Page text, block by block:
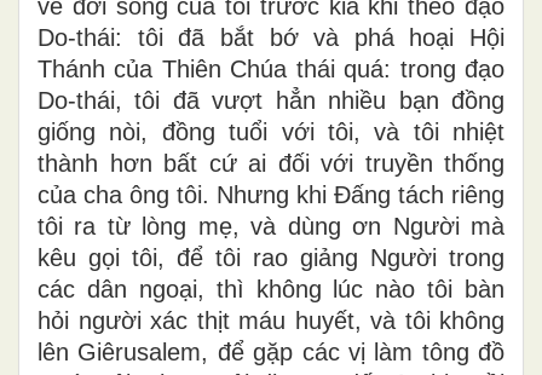
về đời sống của tôi trước kia khi theo đạo
Do-thái: tôi đã bắt bớ và phá hoại Hội
Thánh của Thiên Chúa thái quá: trong đạo
Do-thái, tôi đã vượt hẳn nhiều bạn đồng
giống nòi, đồng tuổi với tôi, và tôi nhiệt
thành hơn bất cứ ai đối với truyền thống
của cha ông tôi. Nhưng khi Đấng tách riêng
tôi ra từ lòng mẹ, và dùng ơn Người mà
kêu gọi tôi, để tôi rao giảng Người trong
các dân ngoại, thì không lúc nào tôi bàn
hỏi người xác thịt máu huyết, và tôi không
lên Giêrusalem, để gặp các vị làm tông đồ